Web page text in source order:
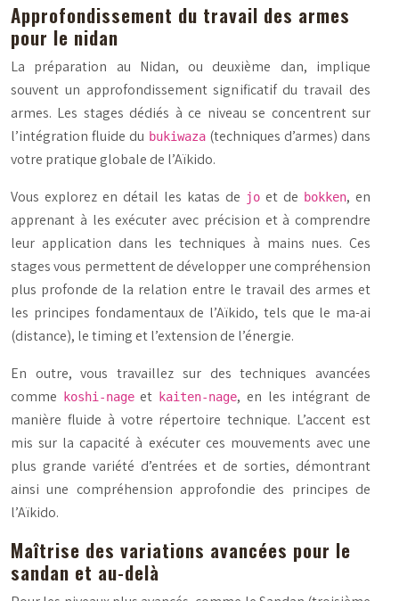
Approfondissement du travail des armes
pour le nidan
La préparation au Nidan, ou deuxième dan, implique
souvent un approfondissement significatif du travail des
armes. Les stages dédiés à ce niveau se concentrent sur
l’intégration fluide du bukiwaza(techniques d’armes) dans
votre pratique globale de l’Aïkido.
Vous explorez en détail les katas de jo et de bokken, en
apprenant à les exécuter avec précision et à comprendre
leur application dans les techniques à mains nues. Ces
stages vous permettent de développer une compréhension
plus profonde de la relation entre le travail des armes et
les principes fondamentaux de l’Aïkido, tels que le ma-ai
(distance), le timing et l’extension de l’énergie.
En outre, vous travaillez sur des techniques avancées
comme
koshi-nageet kaiten-nage, en les intégrant de
manière fluide à votre répertoire technique. L’accent est
mis sur la capacité à exécuter ces mouvements avec une
plus grande variété d’entrées et de sorties, démontrant
ainsi une compréhension approfondie des principes de
l’Aïkido.
Maîtrise des variations avancées pour le
sandan et au-delà